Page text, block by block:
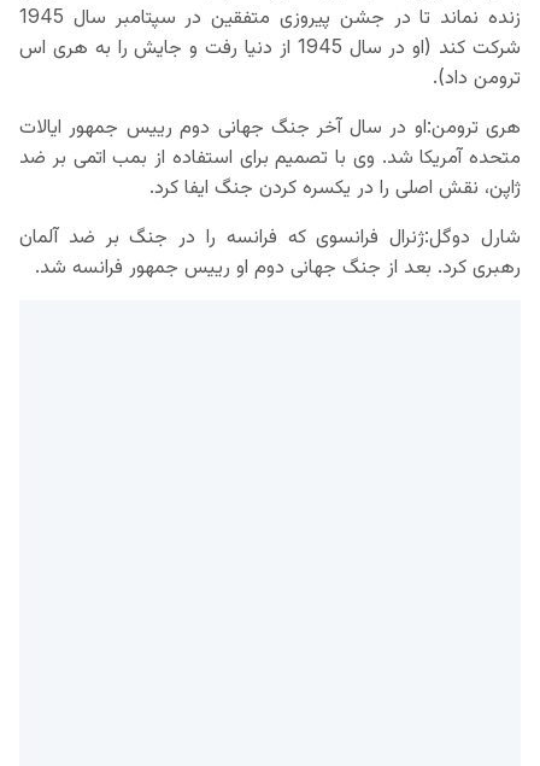
زنده نماند تا در جشن پیروزی متفقین در سپتامبر سال 1945
شرکت کند (او در سال 1945 از دنیا رفت و جایش را به هری اس
ترومن داد).
هری ترومن:او در سال آخر جنگ جهانی دوم رییس جمهور ایالات
متحده آمریکا شد. وی با تصمیم برای استفاده از بمب اتمی بر ضد
ژاپن، نقش اصلی را در یکسره کردن جنگ ایفا کرد.
شارل دوگل:ژنرال فرانسوی که فرانسه را در جنگ بر ضد آلمان
رهبری کرد. بعد از جنگ جهانی دوم او رییس جمهور فرانسه شد.